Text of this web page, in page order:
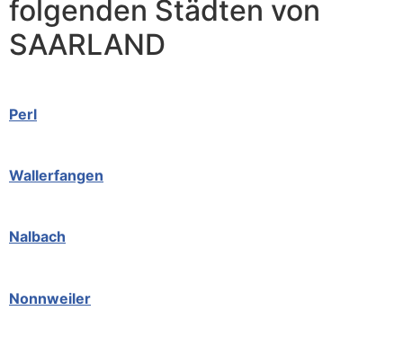
folgenden Städten von
SAARLAND
Perl
Wallerfangen
Nalbach
Nonnweiler